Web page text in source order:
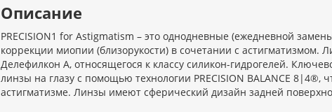
Описание
PRECISION1 for Astigmatism – это однодневные (ежедневной
коррекции миопии (близорукости) в сочетании с астигматизмом.
Делефилкон А, относящегося к классу силикон-гидрогелей.
линзы на глазу с помощью технологии PRECISION BALANCE 8|4®,
астигматизме. Линзы имеют сферический дизайн задней